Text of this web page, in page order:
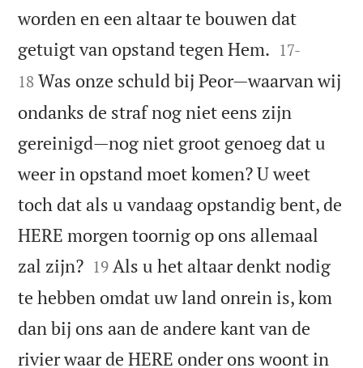
worden en een altaar te bouwen dat
getuigt van opstand tegen Hem. 

17-
18 Was onze schuld bij Peor—waarvan wij
ondanks de straf nog niet eens zijn
gereinigd—nog niet groot genoeg dat u
weer in opstand moet komen? U weet
toch dat als u vandaag opstandig bent, de
HERE morgen toornig op ons allemaal
zal zijn?
19 Als u het altaar denkt nodig
te hebben omdat uw land onrein is, kom
dan bij ons aan de andere kant van de
rivier waar de HERE onder ons woont in